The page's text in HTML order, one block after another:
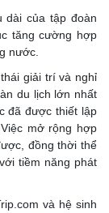
dài của tập đoàn
tăng cường hợp
nước.
giải trí và nghỉ
du lịch lớn nhất
đã được thiết lập
mở rộng hợp
đồng thời thể
tiềm năng phát
và hệ sinh